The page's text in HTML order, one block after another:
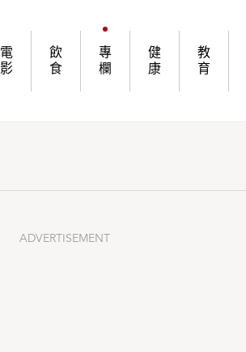
電
影
飲
食
專
欄
健
康
教
育
ADVERTISEMENT